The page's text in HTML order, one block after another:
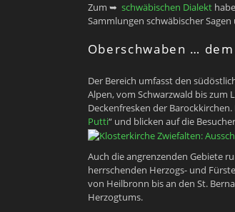
Zum ➥ schwäbischen Dialekt
Sammlungen schwäbischer
Oberschwaben …
Der Bereich umfasst den
Alpen, vom Schwarzwald bis zum
Deckenfresken der
Putti“ und blicken auf die
Auch die angrenzenden Gebiete
herrschenden Herzogs- und
von Heilbronn bis an den St.
Herzogtums.